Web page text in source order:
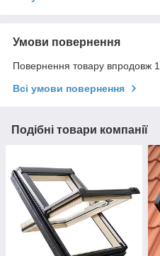
Умови повернення
Повернення товару впродовж
Всі умови повернення
Подібні товари компанії